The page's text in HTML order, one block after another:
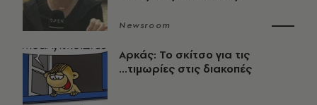
Newsroom
Αρκάς: Το σκίτσο για τις
...τιμωρίες στις διακοπές